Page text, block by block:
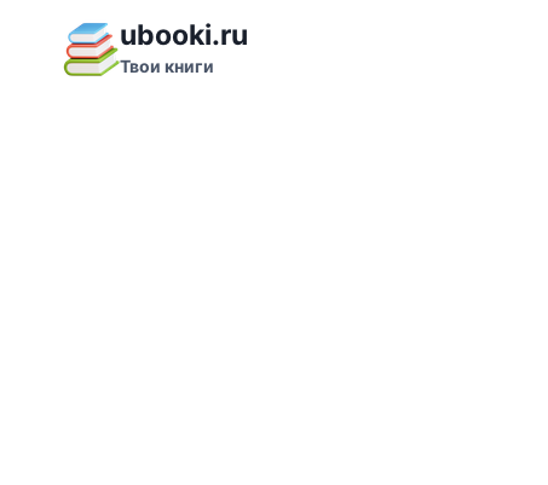
содержимому
ubooki.ru
Твои книги